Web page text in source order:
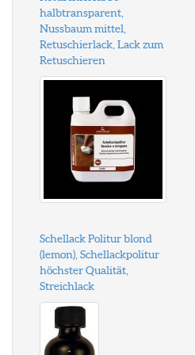
halbtransparent,
Nussbaum mittel,
Retuschierlack, Lack zum
Retuschieren
Schellack Politur blond
(lemon), Schellackpolitur
höchster Qualität,
Streichlack